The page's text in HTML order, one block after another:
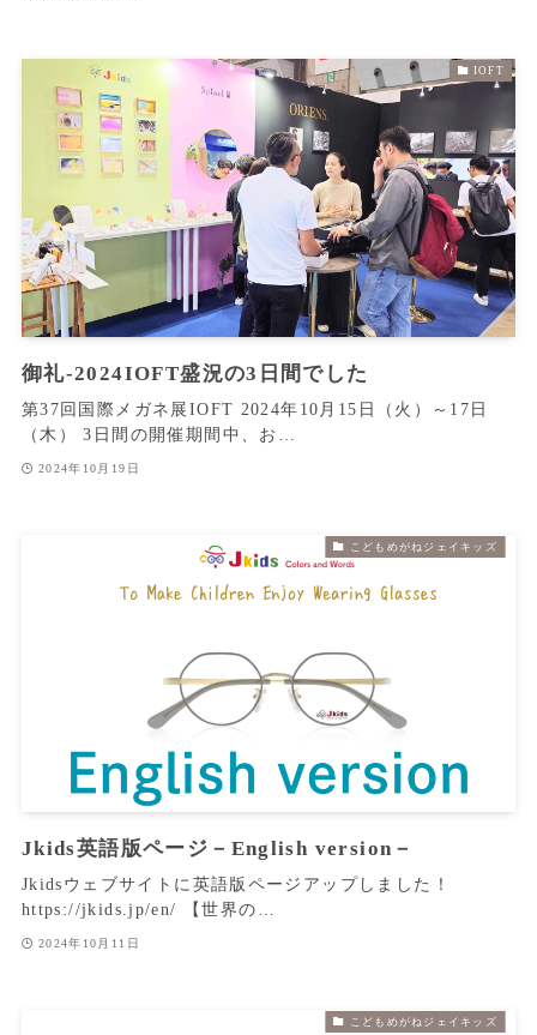
IOFT
御礼‐2024IOFT盛況の3日間でした
第37回国際メガネ展IOFT 2024年10月15日（火）～17日
（木） 3日間の開催期間中、お…
2024年10月19日
こどもめがねジェイキッズ
Jkids英語版ページ－English version－
Jkidsウェブサイトに英語版ページアップしました！
https://jkids.jp/en/ 【世界の…
2024年10月11日
こどもめがねジェイキッズ